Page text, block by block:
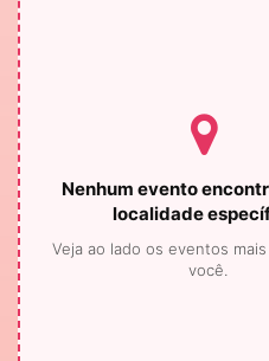
Nenhum evento
localidade
Veja ao lado os eventos
você.